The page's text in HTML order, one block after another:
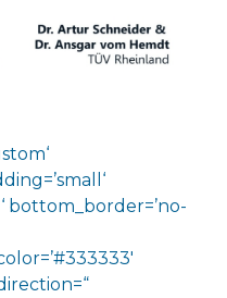
bottom_border=’no-